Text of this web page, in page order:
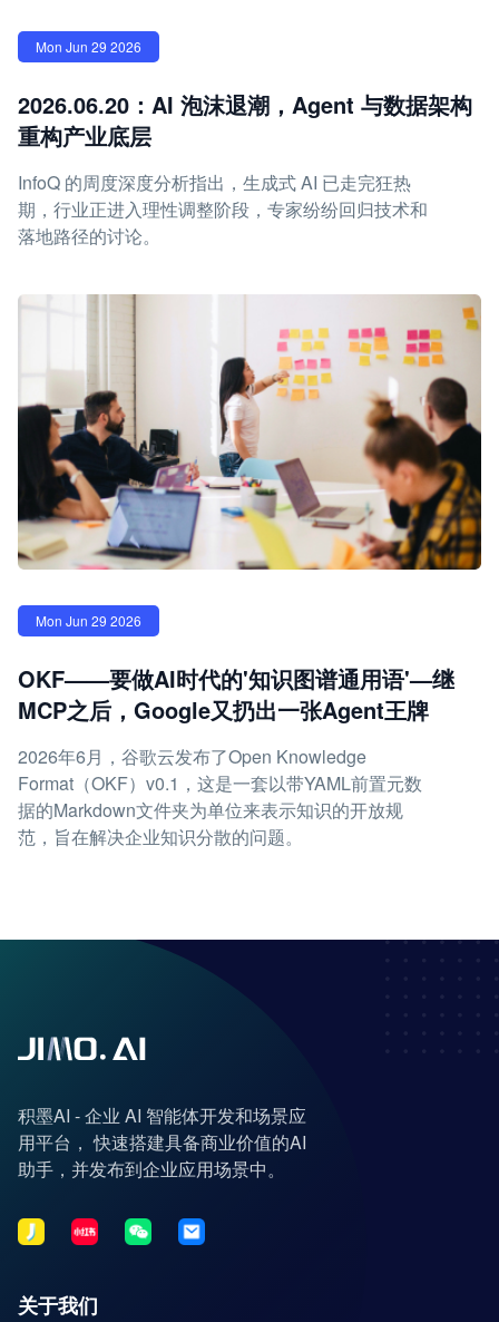
Mon Jun 29 2026
2026.06.20：AI 泡沫退潮，Agent 与数据架构
重构产业底层
InfoQ 的周度深度分析指出，生成式 AI 已走完狂热
期，行业正进入理性调整阶段，专家纷纷回归技术和
落地路径的讨论。
Mon Jun 29 2026
OKF——要做AI时代的'知识图谱通用语'—继
MCP之后，Google又扔出一张Agent王牌
2026年6月，谷歌云发布了Open Knowledge
Format（OKF）v0.1，这是一套以带YAML前置元数
据的Markdown文件夹为单位来表示知识的开放规
范，旨在解决企业知识分散的问题。
积墨AI - 企业 AI 智能体开发和场景应
用平台， 快速搭建具备商业价值的AI
助手，并发布到企业应用场景中。
关于我们